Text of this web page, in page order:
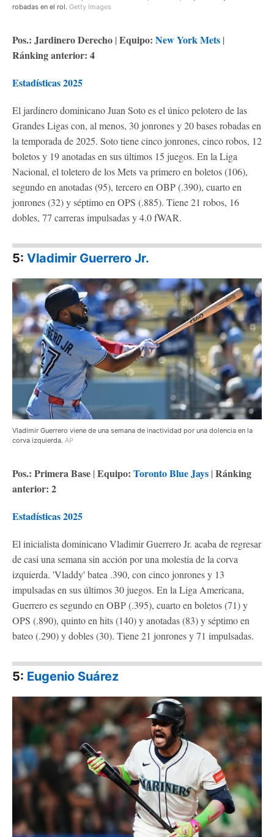
robadas en el rol. Getty Images
Pos.: Jardinero Derecho | Equipo: New York Mets |
Ránking anterior: 4
Estadísticas 2025
El jardinero dominicano Juan Soto es el único pelotero de las
Grandes Ligas con, al menos, 30 jonrones y 20 bases robadas en
la temporada de 2025. Soto tiene cinco jonrones, cinco robos, 12
boletos y 19 anotadas en sus últimos 15 juegos. En la Liga
Nacional, el toletero de los Mets va primero en boletos (106),
segundo en anotadas (95), tercero en OBP (.390), cuarto en
jonrones (32) y séptimo en OPS (.885). Tiene 21 robos, 16
dobles, 77 carreras impulsadas y 4.0 fWAR.
5: Vladimir Guerrero Jr.
Vladimir Guerrero viene de una semana de inactividad por una dolencia en la
corva izquierda. AP
Pos.: Primera Base | Equipo: Toronto Blue Jays | Ránking
anterior: 2
Estadísticas 2025
El inicialista dominicano Vladimir Guerrero Jr. acaba de regresar
de casi una semana sin acción por una molestia de la corva
izquierda. 'Vladdy' batea .390, con cinco jonrones y 13
impulsadas en sus últimos 30 juegos. En la Liga Americana,
Guerrero es segundo en OBP (.395), cuarto en boletos (71) y
OPS (.890), quinto en hits (140) y anotadas (83) y séptimo en
bateo (.290) y dobles (30). Tiene 21 jonrones y 71 impulsadas.
5: Eugenio Suárez